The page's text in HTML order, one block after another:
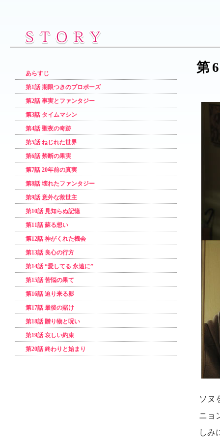
第
ソヌ
ニョ
しみ
あらすじ
第1話 期限つきのプロポーズ
第2話 事実とファンタジー
第3話 タイムマシン
第4話 聖夜の奇跡
第5話 ねじれた世界
第6話 禁断の果実
第7話 20年前の真実
第8話 壊れたファンタジー
第9話 意外な救世主
第10話 見知らぬ記憶
第11話 蘇る想い
第12話 神がくれた機会
第13話 良心の行方
第14話 “愛してる 永遠に”
第15話 苦悩の果て
第16話 迫り来る影
第17話 最後の賭け
第18話 贈り物と呪い
第19話 哀しい約束
第20話 終わりと始まり